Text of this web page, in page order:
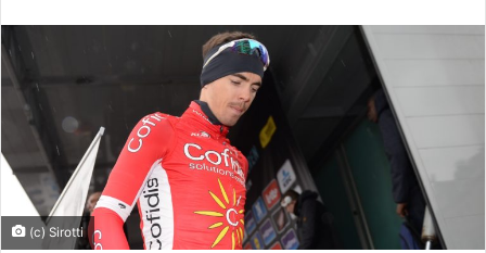
(c) Sirotti